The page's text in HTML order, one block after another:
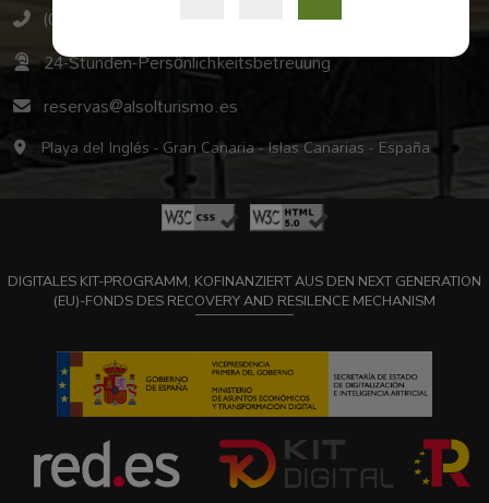
(0034) 928 77 50 60
24-Stunden-Persönlichkeitsbetreuung
reservas@alsolturismo.es
Playa del Inglés - Gran Canaria - Islas Canarias - España
DIGITALES KIT-PROGRAMM, KOFINANZIERT AUS DEN NEXT GENERATION
(EU)-FONDS DES RECOVERY AND RESILENCE MECHANISM